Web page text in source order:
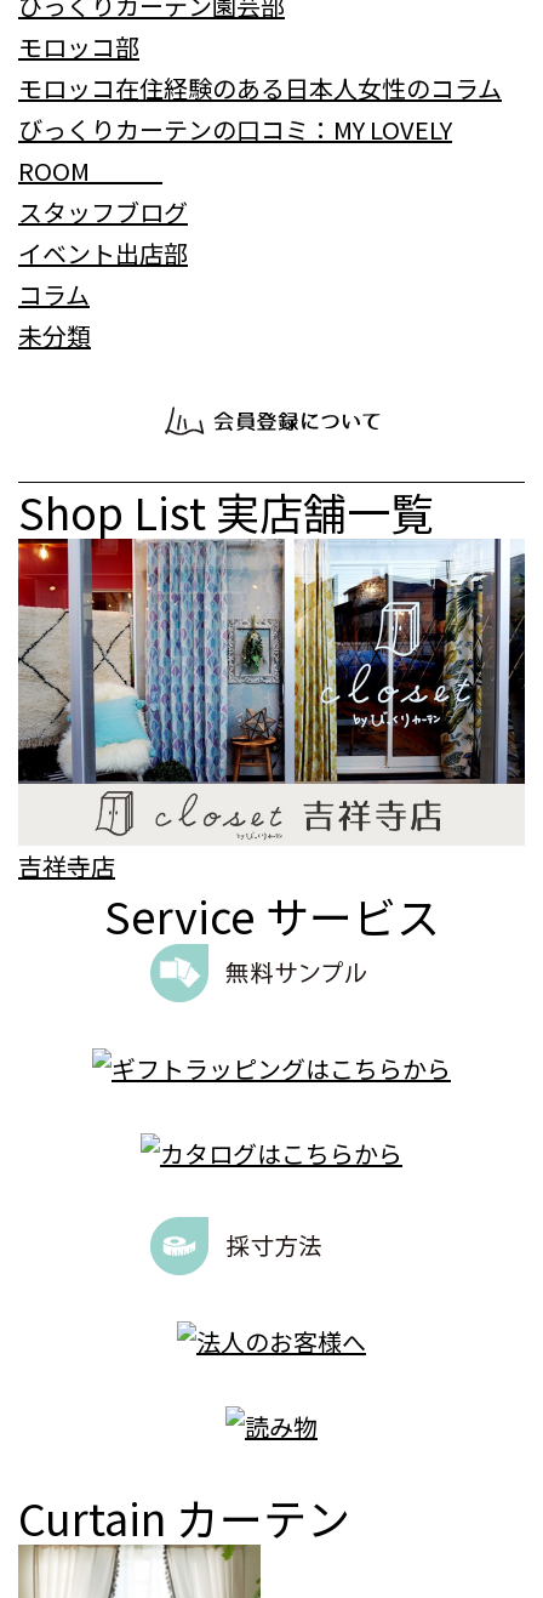
モロッコ部
モロッコ在住経験のある日本人女性のコラム
びっくりカーテンの口コミ：MY LOVELY
ROOM
スタッフブログ
イベント出店部
コラム
未分類
Shop List実店舗一覧
吉祥寺店
Service サービス
Curtain カーテン